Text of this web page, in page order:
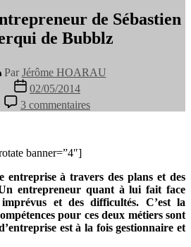
de Sébastien
de Bubblz
Par Jérôme HOARAU
Date
de
l’article
02/05/2014
3 commentaires
Les
Bencherqui
de
Bubblz
banner=”4″]
entreprise à travers des plans et des
entrepreneur quant à lui fait face
et des difficultés. C’est la
pour ces deux métiers sont
est à la fois gestionnaire et